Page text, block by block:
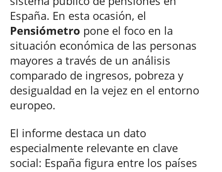
España. En esta ocasión, el
Pensiómetro pone el foco en la
situación económica de las personas
mayores a través de un análisis
comparado de ingresos, pobreza y
desigualdad en la vejez en el entorno
europeo.
El informe destaca un dato
especialmente relevante en clave
social: España figura entre los países